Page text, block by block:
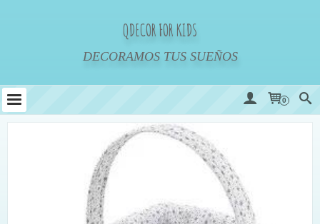
QDECOR FOR KIDS
DECORAMOS TUS SUEÑOS
0